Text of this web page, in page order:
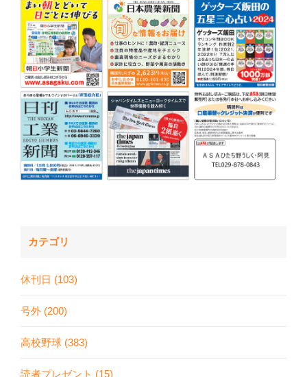
カテゴリ
休刊日 (103)
号外 (200)
高校野球 (383)
読者プレゼント (15)